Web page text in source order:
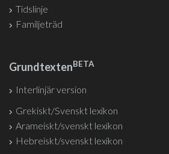
Tidslinje
Familjeträd
GrundtextenBETA
Interlinjär version
Grekiskt/Svenskt lexikon
Arameiskt/svenskt lexikon
Hebreiskt/svenskt lexikon